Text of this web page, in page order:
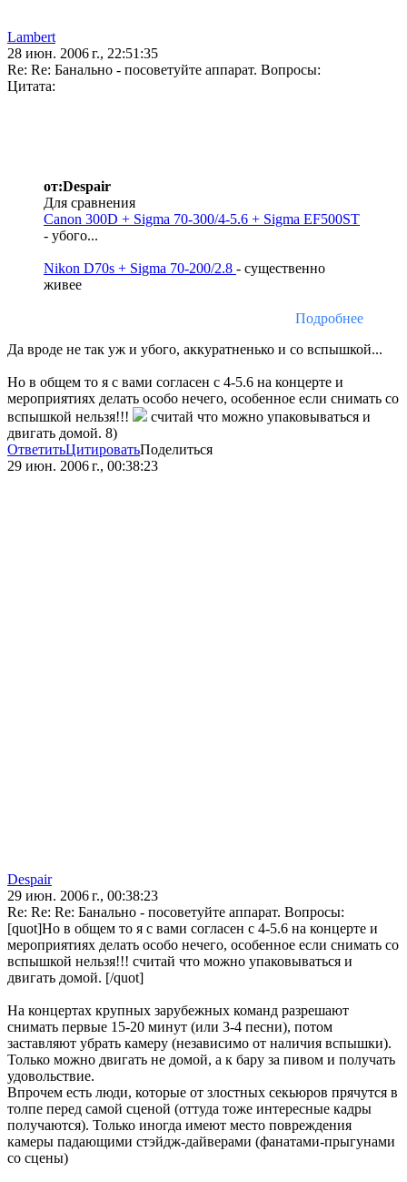
Lambert
28 июн. 2006 г., 22:51:35
Re: Re: Банально - посоветуйте аппарат. Вопросы:
Цитата:
от:Despair
Для сравнения
Canon 300D + Sigma 70-300/4-5.6 + Sigma EF500ST
- убого...
Nikon D70s + Sigma 70-200/2.8 - существенно
живее
Подробнее
Да вроде не так уж и убого, аккуратненько и со вспышкой...
Но в общем то я с вами согласен с 4-5.6 на концерте и
мероприятиях делать особо нечего, особенное если снимать со
вспышкой нельзя!!!
считай что можно упаковываться и
двигать домой. 8)
ОтветитьЦитироватьПоделиться
29 июн. 2006 г., 00:38:23
Despair
29 июн. 2006 г., 00:38:23
Re: Re: Re: Банально - посоветуйте аппарат. Вопросы:
[quot]Но в общем то я с вами согласен с 4-5.6 на концерте и
мероприятиях делать особо нечего, особенное если снимать со
вспышкой нельзя!!! считай что можно упаковываться и
двигать домой. [/quot]
На концертах крупных зарубежных команд разрешают
снимать первые 15-20 минут (или 3-4 песни), потом
заставляют убрать камеру (независимо от наличия вспышки).
Только можно двигать не домой, а к бару за пивом и получать
удовольствие.
Впрочем есть люди, которые от злостных секьюров прячутся в
толпе перед самой сценой (оттуда тоже интересные кадры
получаются). Только иногда имеют место повреждения
камеры падающими стэйдж-дайверами (фанатами-прыгунами
со сцены)